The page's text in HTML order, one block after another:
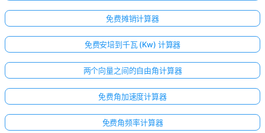
免费摊销计算器
免费安培到千瓦 (Kw) 计算器
两个向量之间的自由角计算器
免费角加速度计算器
免费角频率计算器